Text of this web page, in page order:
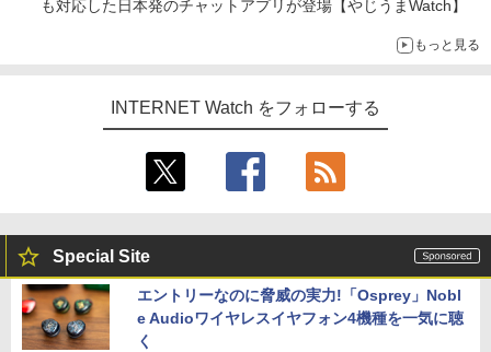
も対応した日本発のチャットアプリが登場【やじうまWatch】
もっと見る
INTERNET Watch をフォローする
Special Site
エントリーなのに脅威の実力!「Osprey」Nobl
e Audioワイヤレスイヤフォン4機種を一気に聴
く